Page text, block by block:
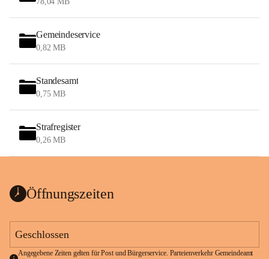
Gemeindeservice
0,82 MB
Standesamt
0,75 MB
Strafregister
0,26 MB
Öffnungszeiten
Geschlossen
Angegebene Zeiten gelten für Post und Bürgerservice. Parteienverkehr Gemeindeamt